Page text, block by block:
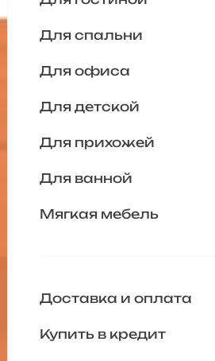
Для спальни
Для офиса
Для детской
Для прихожей
Для ванной
Мягкая мебель
Доставка и оплата
Купить в кредит